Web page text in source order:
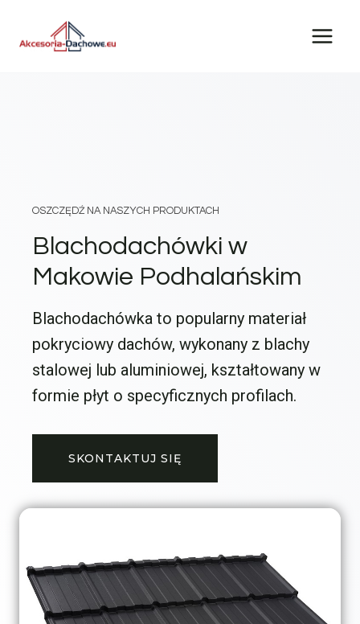
OSZCZĘDŹ NA NASZYCH PRODUKTACH
Blachodachówki w
Makowie Podhalańskim
Blachodachówka to popularny materiał
pokryciowy dachów, wykonany z blachy
stalowej lub aluminiowej, kształtowany w
formie płyt o specyficznych profilach.
SKONTAKTUJ SIĘ